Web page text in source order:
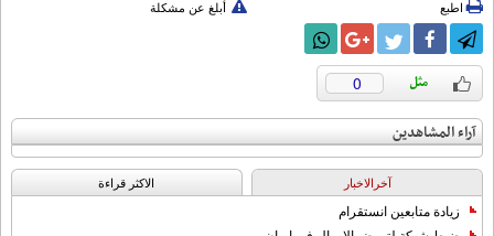
اطبع
أبلغ عن مشكلة
0
آراء المشاهدين
آخرالاخبار الاکثر قراءة
زيادة متابعين انستقرام